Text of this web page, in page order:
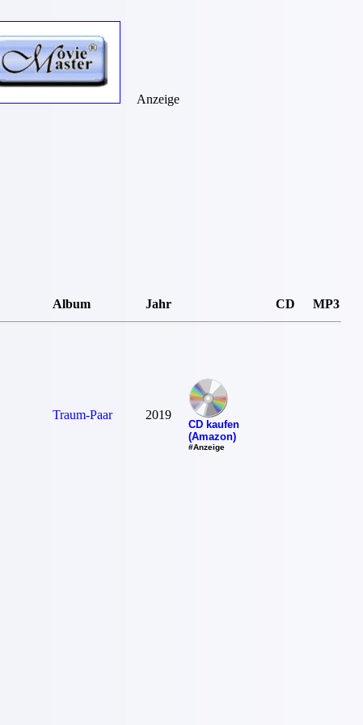
Album Jahr CD MP3
Traum-Paar 2019
CD kaufen
(Amazon)
#Anzeige
Anzeige